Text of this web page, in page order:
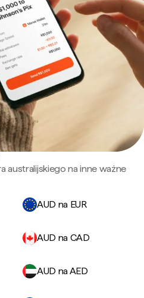
australijskiego na inne ważne
AUD na EUR
AUD na CAD
AUD na AED